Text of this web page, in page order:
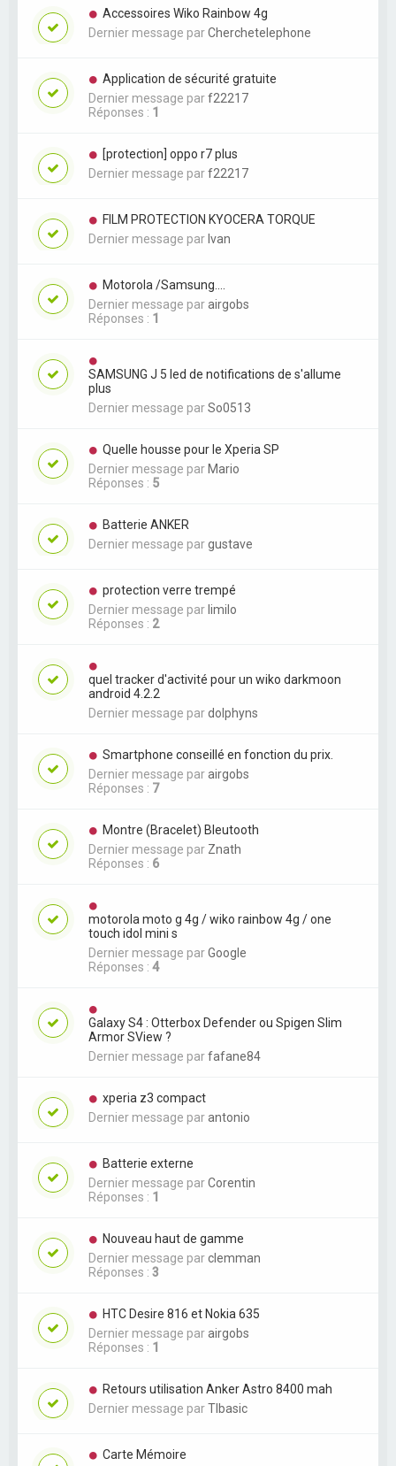
Accessoires Wiko Rainbow 4g
Dernier message parCherchetelephone
Application de sécurité gratuite
Dernier message parf22217
Réponses : 1
[protection] oppo r7 plus
Dernier message parf22217
FILM PROTECTION KYOCERA TORQUE
Dernier message par Ivan
Motorola /Samsung....
Dernier message parairgobs
Réponses : 1
SAMSUNG J 5 led de notifications de s'allume
plus
Dernier message parSo0513
Quelle housse pour le Xperia SP
Dernier message par Mario
Réponses : 5
Batterie ANKER
Dernier message pargustave
protection verre trempé
Dernier message par limilo
Réponses : 2
quel tracker d'activité pour un wiko darkmoon
android 4.2.2
Dernier message pardolphyns
Smartphone conseillé en fonction du prix.
Dernier message parairgobs
Réponses : 7
Montre (Bracelet) Bleutooth
Dernier message par Znath
Réponses : 6
motorola moto g 4g / wiko rainbow 4g / one
touch idol mini s
Dernier message parGoogle
Réponses : 4
Galaxy S4 : Otterbox Defender ou Spigen Slim
Armor SView ?
Dernier message parfafane84
xperia z3 compact
Dernier message parantonio
Batterie externe
Dernier message parCorentin
Réponses : 1
Nouveau haut de gamme
Dernier message parclemman
Réponses : 3
HTC Desire 816 et Nokia 635
Dernier message parairgobs
Réponses : 1
Retours utilisation Anker Astro 8400 mah
Dernier message parTIbasic
Carte Mémoire